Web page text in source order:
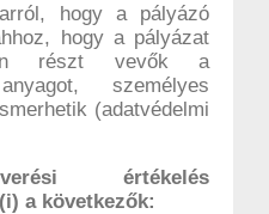
hogy a pályázó
hogy a pályázat
részt vevők a
személyes
(adatvédelmi
értékelés
a következők: